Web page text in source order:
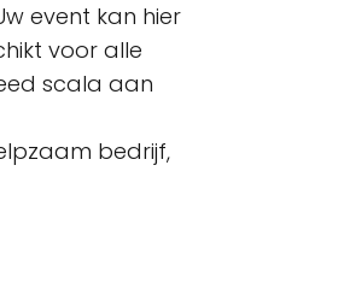
event kan hier
voor alle
scala aan
bedrijf,